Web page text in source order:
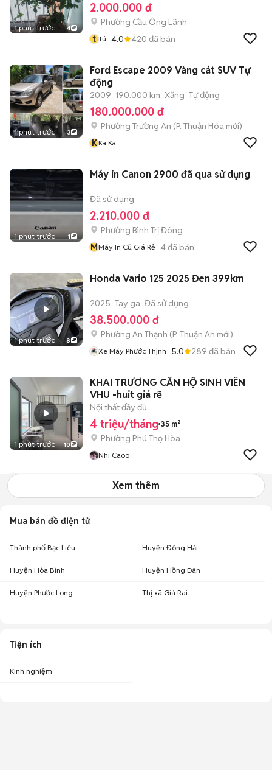
1 phút trước 4
2.000.000 đ
Phường Cầu Ông Lãnh
t Tú 4.0 420 đã bán
1 phút trước 3
Ford Escape 2009 Vàng cát SUV Tự
động
2009 190.000 km Xăng Tự động
180.000.000 đ
Phường Trường An (P. Thuận Hóa mới)
KKa Ka
1 phút trước 1
Máy in Canon 2900 đã qua sử dụng
Đã sử dụng
2.210.000 đ
Phường Bình Trị Đông
MMáy In Cũ Giá Rẻ 4đã bán
1 phút trước 8
Honda Vario 125 2025 Đen 399km
2025 Tay ga Đã sử dụng
38.500.000 đ
Phường An Thạnh (P. Thuận An mới)
Xe Máy Phước Thịnh 5.0 289 đã bán
1 phút trước 10
KHAI TRƯƠNG CĂN HỘ SINH VIÊN
VHU -huit giá rẽ
Nội thất đầy đủ
4 triệu/tháng 35 m²
Phường Phú Thọ Hòa
Nhi Caoo
Xem thêm
Mua bán đồ điện tử
Thành phố Bạc Liêu Huyện Đông Hải
Huyện Hòa Bình Huyện Hồng Dân
Huyện Phước Long Thị xã Giá Rai
Tiện ích
Kinh nghiệm